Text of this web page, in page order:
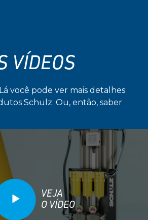
VÍDEOS
você pode ver mais detalhes
Schulz. Ou, então, saber
VEJA
O VÍDEO